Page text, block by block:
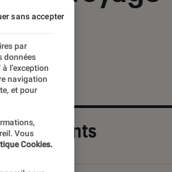
récents
par
données
l’exception
navigation
et pour
Vous
Cookies.
sans accepter